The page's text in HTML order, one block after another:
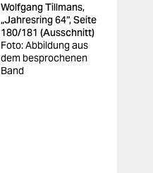
Wolfgang Tillmans,
„Jahresring 64“, Seite
180/181 (Ausschnitt)
Foto: Abbildung aus
dem besprochenen
Band